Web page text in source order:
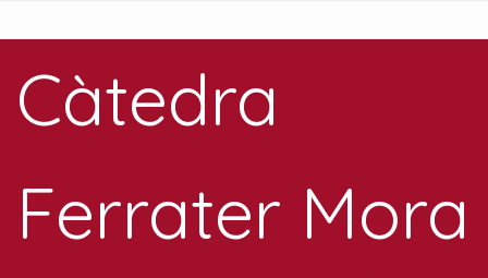
Càtedra
Ferrater Mora